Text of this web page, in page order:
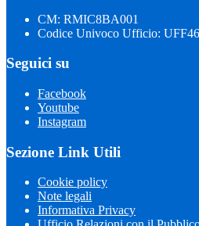
CM: RMIC8BA001
Codice Univoco Ufficio:
Seguici su
Facebook
Youtube
Instagram
Sezione Link Utili
Cookie policy
Note legali
Informativa Privacy